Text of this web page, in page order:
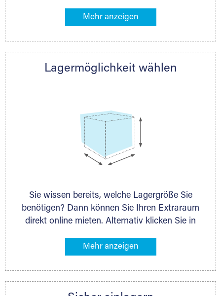
Lagermöglichkeiten in Ihrer Nähe. An zahlreichen
direkt online mieten. Gibt es Extraraum noch
nächstgelegenen Partner und besprechen alles
Lagermöglichkeit wählen
Sie wissen bereits, welche Lagergröße Sie
benötigen? Dann können Sie Ihren Extraraum
direkt online mieten. Alternativ klicken Sie in
Gegenstände an, die Sie einlagern möchten –
ermittelt. Natürlich steht Ihnen Ihr Extraraum